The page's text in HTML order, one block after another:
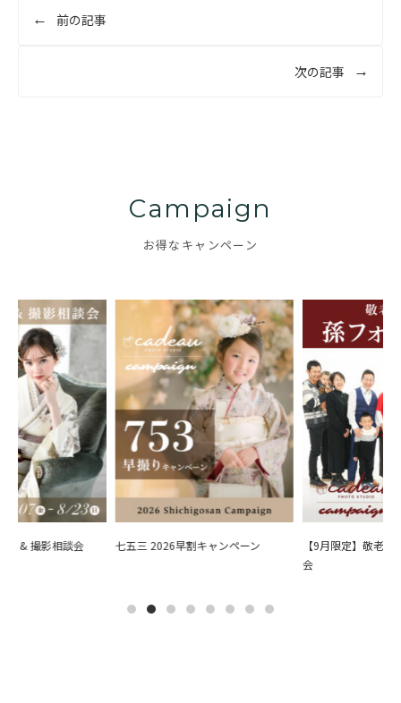
前の記事
次の記事
Campaign
お得なキャンペーン
& 撮影相談会 七五三 2026早割キャンペーン
【9月限定】敬老の
会